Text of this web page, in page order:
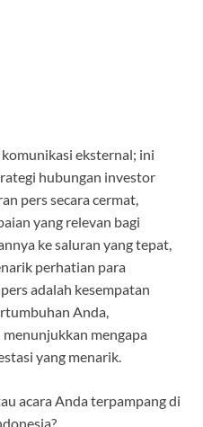
eksternal; ini
hubungan investor
pers secara cermat,
yang relevan bagi
ke saluran yang tepat,
perhatian para
adalah kesempatan
Anda,
mengapa
yang menarik.
acara Anda terpampang di